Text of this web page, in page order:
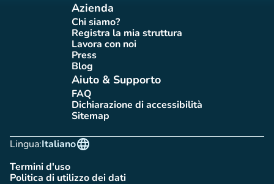
Azienda
Chi siamo?(nuova scheda)
Registra la mia struttura
(nuova scheda)
Lavora con noi
(nuova scheda)
Press(nuova scheda)
Blog(nuova scheda)
Aiuto & Supporto
FAQ(nuova scheda)
Dichiarazione di accessibilità
(nuova scheda)
Sitemap(nuova scheda)
Lingua:
language
Italiano
Termini d'uso(nuova scheda)
Politica di utilizzo dei dati